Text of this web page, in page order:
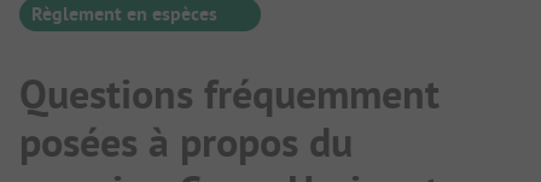
Règlement en espèces
Questions fréquemment
posées à propos du